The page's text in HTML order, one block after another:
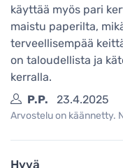
käyttää myös pari
maistu paperilta,
terveellisempää
on taloudellista ja
kerralla.
P.P.
23.4.2025
Arvostelu on käännetty.
Hyvä